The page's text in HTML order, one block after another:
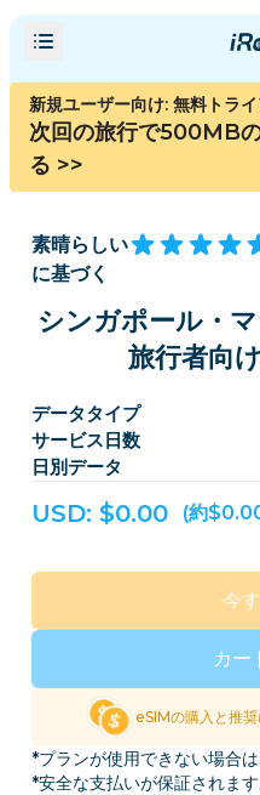
新規ユーザー向け: 無料トラ
次回の旅行で500MB
る >>
素晴らしい
に基づく
シンガポール・
旅行者向
データタイプ
サービス日数
日別データ
USD: $0.00 (約
カー
今
eSIMの購入と推奨
*プランが使用できない場合
*安全な支払いが保証されます